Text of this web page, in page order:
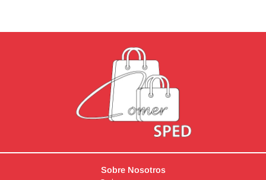
Sobre Nosotros